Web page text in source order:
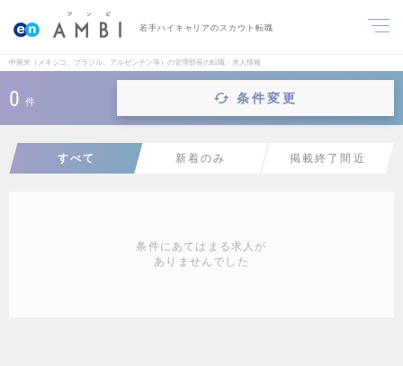
若手ハイキャリアのスカウト転職
中南米（メキシコ、ブラジル、アルゼンチン等）の管理部長の転職・求人情報
0 件 条件変更
すべて 新着のみ 掲載終了間近
条件にあてはまる求人が
ありませんでした